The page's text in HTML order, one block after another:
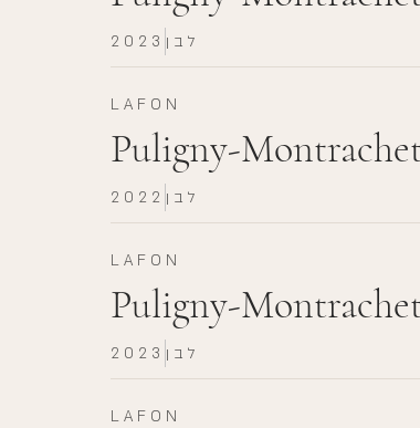
2023 לבן
LAFON
Puligny-
2022 לבן
LAFON
Puligny-
2023 לבן
LAFON